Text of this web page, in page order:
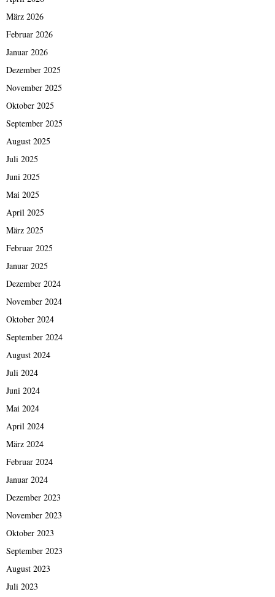
März 2026
Februar 2026
Januar 2026
Dezember 2025
November 2025
Oktober 2025
September 2025
August 2025
Juli 2025
Juni 2025
Mai 2025
April 2025
März 2025
Februar 2025
Januar 2025
Dezember 2024
November 2024
Oktober 2024
September 2024
August 2024
Juli 2024
Juni 2024
Mai 2024
April 2024
März 2024
Februar 2024
Januar 2024
Dezember 2023
November 2023
Oktober 2023
September 2023
August 2023
Juli 2023